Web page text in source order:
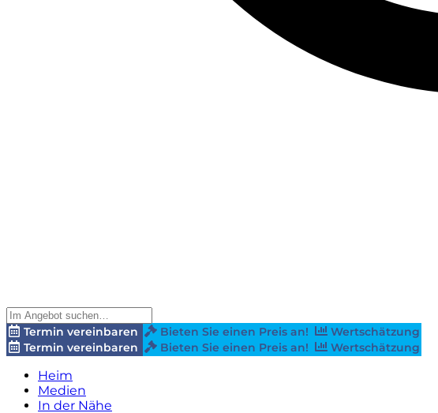
Termin vereinbaren Bieten Sie einen Preis an!
Wertschätzung
Termin vereinbaren
Bieten Sie einen Preis an! Wertschätzung
Heim
Medien
In der Nähe